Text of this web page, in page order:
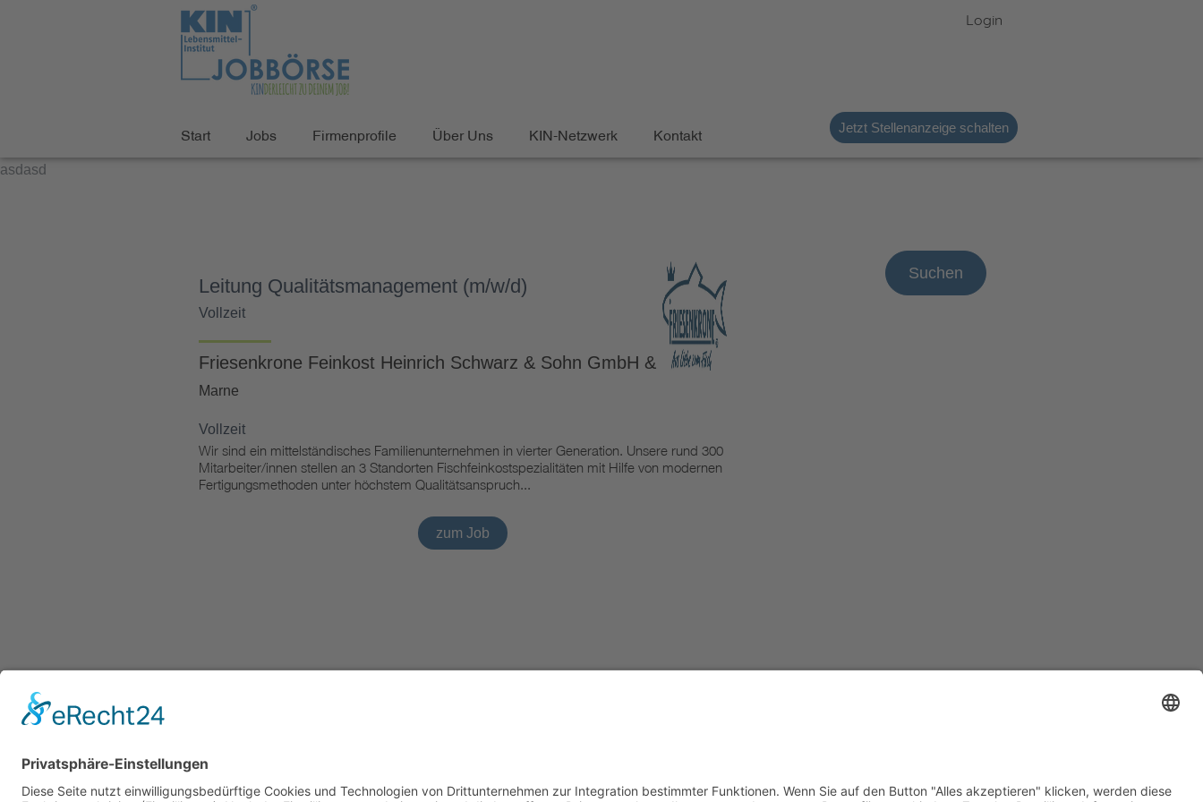
Login
Start Jobs Firmenprofile Über Uns KIN-Netzwerk Kontakt Jetzt Stellenanzeige schalten
asdasd
Leitung Qualitätsmanagement (m/w/d)
Vollzeit
Friesenkrone Feinkost Heinrich Schwarz & Sohn GmbH & Co. KG
Marne
Vollzeit
Wir sind ein mittelständisches Familienunternehmen in vierter Generation. Unsere rund 300
Mitarbeiter/innen stellen an 3 Standorten Fischfeinkostspezialitäten mit Hilfe von modernen
Fertigungsmethoden unter höchstem Qualitätsanspruch...
zum Job
Suchen